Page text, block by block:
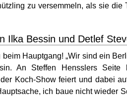
zu versemmeln, als sie die
Ilka Bessin und Detlef
Hauptgang! „Wir sind ein
An Steffen Hensslers Seite
Koch-Show feiert und dabei
ich baue nicht wieder